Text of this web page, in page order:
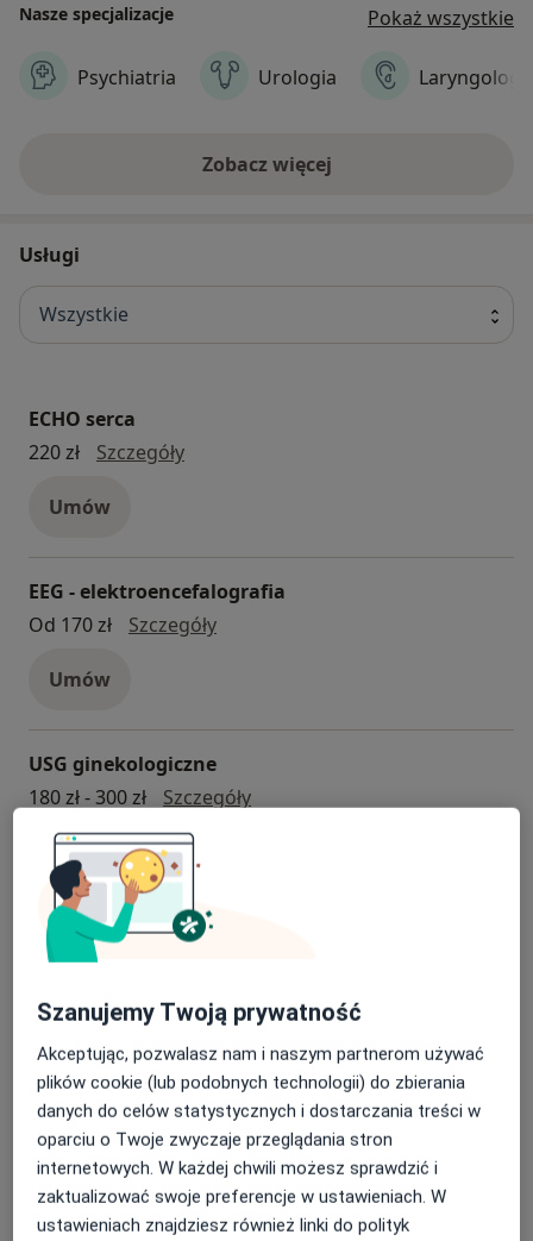
Nasze specjalizacje Pokaż wszystkie
Psychiatria Urologia
Zobacz więcej
Usługi
Wszystkie
ECHO serca
220 zł
SzczegółyECHO serca
Umów
EEG - elektroencefalografia
Od 170 zł
SzczegółyEEG - elektroencefalografia
Umów
USG ginekologiczne
180 zł - 300 zł
SzczegółyUSG ginekologiczne
Umów
USG jąder
180 zł - 220 zł
Umów
USG tarczycy
180 zł - 220 zł
SzczegółyUSG tarczycy
Umów
Szanujemy Twoją prywatność
Akceptując, pozwalasz nam i naszym partnerom używać
plików cookie (lub podobnych technologii) do zbierania
danych do celów statystycznych i dostarczania treści w
oparciu o Twoje zwyczaje przeglądania stron
internetowych. W każdej chwili możesz sprawdzić i
zaktualizować swoje preferencje w ustawieniach. W
ustawieniach znajdziesz również linki do polityk